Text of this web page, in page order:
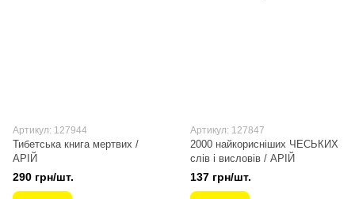
Артикул: 127944
Тибетська книга мертвих /
АРІЙ
290 грн/шт.
Артикул: 127847
2000 найкорисніших ЧЕСЬКИХ
слів і висловів / АРІЙ
137 грн/шт.